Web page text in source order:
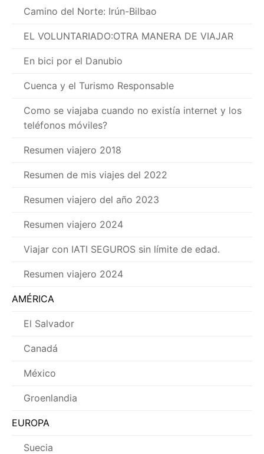
Camino del Norte: Irún-Bilbao
EL VOLUNTARIADO:OTRA MANERA DE VIAJAR
En bici por el Danubio
Cuenca y el Turismo Responsable
Como se viajaba cuando no existía internet y los
teléfonos móviles?
Resumen viajero 2018
Resumen de mis viajes del 2022
Resumen viajero del año 2023
Resumen viajero 2024
Viajar con IATI SEGUROS sin límite de edad.
Resumen viajero 2024
AMÉRICA
El Salvador
Canadá
México
Groenlandia
EUROPA
Suecia